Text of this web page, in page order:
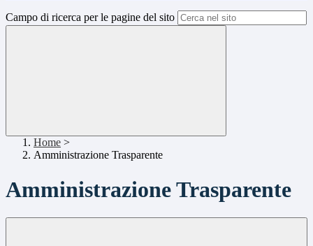
Campo di ricerca per le pagine del sito
Home >
Amministrazione Trasparente
Amministrazione Trasparente